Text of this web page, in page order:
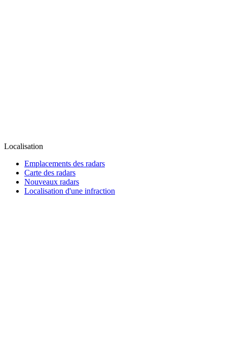
Localisation
Emplacements des radars
Carte des radars
Nouveaux radars
Localisation d'une infraction